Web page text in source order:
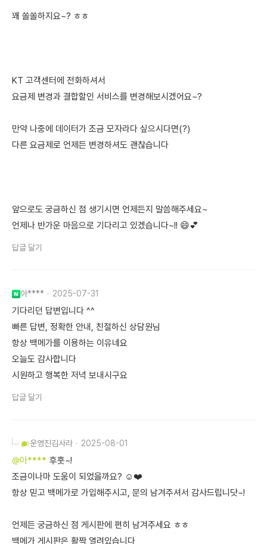
꽤 쏠쏠하지요~? ㅎㅎ
KT 고객센터에 전화하셔서
요금제 변경과 결합할인 서비스를 변경해보시겠어요~?
만약 나중에 데이터가 조금 모자라다 싶으시다면(?)
다른 요금제로 언제든 변경하셔도 괜찮습니다
앞으로도 궁금하신 점 생기시면 언제든지 말씀해주세요~
언제나 반가운 마음으로 기다리고 있겠습니다~!! 😄💕
답글 달기
아**** 2025-07-31
기다리던 답변입니다 ^^
빠른 답변, 정확한 안내, 친절하신 상담원님
항상 백메가를 이용하는 이유네요
오늘도 감사합니다
시원하고 행복한 저녁 보내시구요
답글 달기
운영진김사라 2025-08-01
@아**** 후훗~!
조금이나마 도움이 되었을까요? ☺️❤️
항상 믿고 백메가로 가입해주시고, 문의 남겨주셔서 감사드립니닷~!
언제든 궁금하신 점 게시판에 편히 남겨주세요 ㅎㅎ
백메가 게시판은 활짝 열려있습니다